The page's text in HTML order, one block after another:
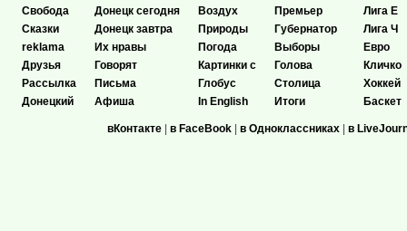
Свобода
Сказки
reklama
Друзья
Рассылка
Донецкий
Донецк сегодня
Донецк завтра
Их нравы
Говорят
Письма
Афиша
Воздух
Природы
Погода
Картинки с
Глобус
In English
Премьер
Губернатор
Выборы
Голова
Столица
Итоги
Лига Е
Лига Ч
Евро
Кличко
Хоккей
Баскет
вКонтакте | в FaceBook | в Одноклассниках | в